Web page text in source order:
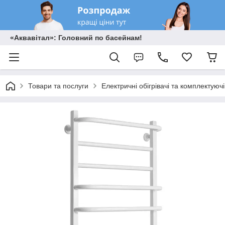
«Аквавітал»: Головний по басейнам!
Товари та послуги Електричні обігрівачі та комплектуючі